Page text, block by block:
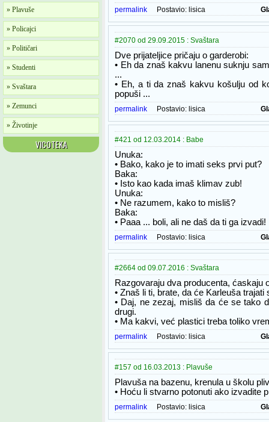
» Plavuše
» Policajci
» Političari
» Studenti
» Svaštara
» Zemunci
» Životinje
VICOTEKA
permalink Postavio: lisica
#2070 od 29.09.2015 : Svaštara
Dve prijateljice pričaju o garderobi:
• Eh da znaš kakvu lanenu suknju
...
• Eh, a ti da znaš kakvu košulju od
popuši ...
permalink Postavio: lisica
#421 od 12.03.2014 : Babe
Unuka:
• Bako, kako je to imati seks prvi put?
Baka:
• Isto kao kada imaš klimav zub!
Unuka:
• Ne razumem, kako to misliš?
Baka:
• Paaa ... boli, ali ne daš da ti ga izvadi!
permalink Postavio: lisica
#2664 od 09.07.2016 : Svaštara
Razgovaraju dva producenta, ćaskaju
• Znaš li ti, brate, da će Karleuša trajati
• Daj, ne zezaj, misliš da će se tako
drugi.
• Ma kakvi, već plastici treba toliko
permalink Postavio: lisica
#157 od 16.03.2013 : Plavuše
Plavuša na bazenu, krenula u školu
• Hoću li stvarno potonuti ako izvadite
permalink Postavio: lisica